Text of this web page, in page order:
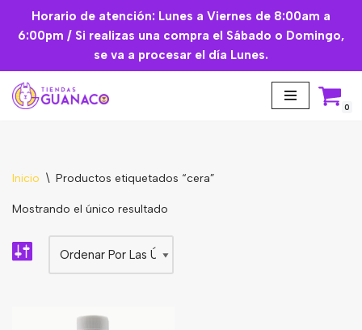
Saltar
contenido
Horario de atención: Lunes a Viernes de 8:00am a
6:00pm / Si realizas una compra el Sábado o Domingo,
se va a procesar el día Lunes.
0
Mascarilla facial
Inicio \ Productos etiquetados “cera”
Mostrando el único resultado